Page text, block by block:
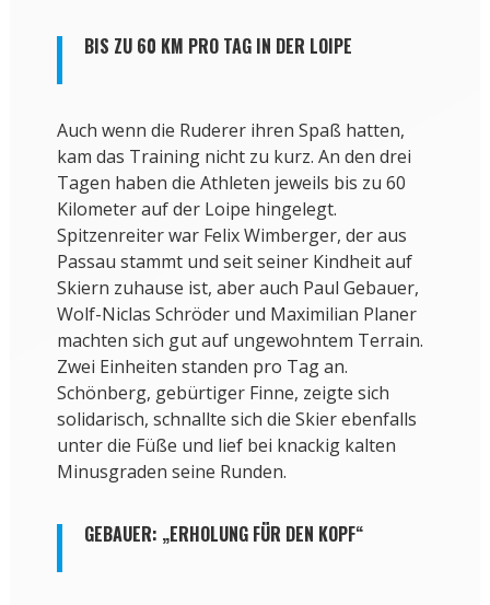
BIS ZU 60 KM PRO TAG IN DER LOIPE
Auch wenn die Ruderer ihren Spaß hatten,
kam das Training nicht zu kurz. An den drei
Tagen haben die Athleten jeweils bis zu 60
Kilometer auf der Loipe hingelegt.
Spitzenreiter war Felix Wimberger, der aus
Passau stammt und seit seiner Kindheit auf
Skiern zuhause ist, aber auch Paul Gebauer,
Wolf-Niclas Schröder und Maximilian Planer
machten sich gut auf ungewohntem Terrain.
Zwei Einheiten standen pro Tag an.
Schönberg, gebürtiger Finne, zeigte sich
solidarisch, schnallte sich die Skier ebenfalls
unter die Füße und lief bei knackig kalten
Minusgraden seine Runden.
GEBAUER: „ERHOLUNG FÜR DEN KOPF“